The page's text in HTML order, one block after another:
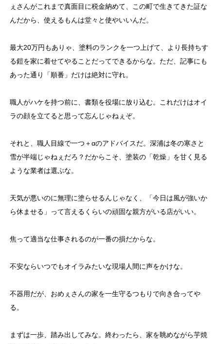
ぇさんがこれまで真面目に税金納めて、この町で生きてきた証な
んだから、使えるもんは堂々と使やいいんだ。
最大20万円もありゃ、塗料のランクを一つ上げて、より長持ちす
る鎧を家に着せてやることだってできるからな。ただ、記事にも
あった通り「順番」だけは絶対に守れ。
職人がハケを持つ前に、書類を役場に放り込む。これだけはオイ
ラの顔を立てると思って忘んじゃねぇぞ。
それと、職人目線で一つ＋αのアドバイスだ。深浦は冬の寒さと
雪が半端じゃねぇだろ？だからこそ、塗装の「乾燥」を甘く見る
ような業者は選ぶな。
天気が悪いのに無理に塗らせるんじゃなく、「今日は風が強いか
ら休ませる」って言えるくらいの頑固な親方がいる店がいい。
焦って適当な仕事されるのが一番の損だからな。
不安ならいつでもオイラみたいな現場人間に声をかけな。
不器用だが、おめぇさんの家を一生守るつもりで向き合ってや
る。
まずは一歩、踏み出してみな。終わったら、家を眺めながら芋焼